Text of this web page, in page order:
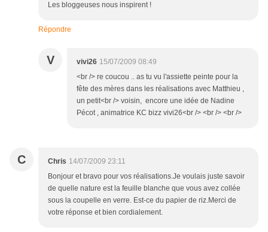
Les bloggeuses nous inspirent !
Répondre
V vivi26 15/07/2009 08:49
<br /> re coucou .. as tu vu l'assiette peinte pour la
fête des mères dans les réalisations avec Matthieu ,
un petit<br /> voisin, encore une idée de Nadine
Pécot , animatrice KC bizz vivi26<br /> <br /> <br />
C Chris 14/07/2009 23:11
Bonjour et bravo pour vos réalisations.Je voulais juste savoir
de quelle nature est la feuille blanche que vous avez collée
sous la coupelle en verre. Est-ce du papier de riz.Merci de
votre réponse et bien cordialement.